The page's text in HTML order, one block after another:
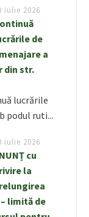
iulie 2026
de
a
din str.
lucrările
podul ruti...
iulie 2026
cu
la
limită de